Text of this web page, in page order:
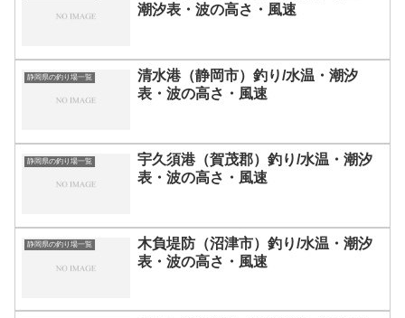
潮汐表・波の高さ・風速
静岡県の釣り場一覧
清水港（静岡市）釣り/水温・潮汐
表・波の高さ・風速
静岡県の釣り場一覧
宇久須港（賀茂郡）釣り/水温・潮汐
表・波の高さ・風速
静岡県の釣り場一覧
木負堤防（沼津市）釣り/水温・潮汐
表・波の高さ・風速